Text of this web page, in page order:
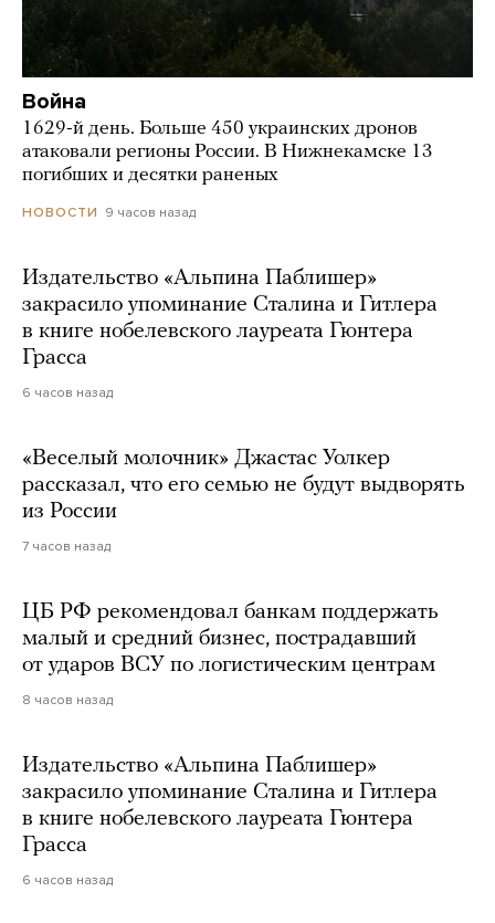
Война
1629-й день. Больше 450 украинских дронов
атаковали регионы России. В Нижнекамске 13
погибших и десятки раненых
НОВОСТИ 9 часов назад
Издательство «Альпина Паблишер»
закрасило упоминание Сталина и Гитлера
в книге нобелевского лауреата Гюнтера
Грасса
6 часов назад
«Веселый молочник» Джастас Уолкер
рассказал, что его семью не будут выдворять
из России
7 часов назад
ЦБ РФ рекомендовал банкам поддержать
малый и средний бизнес, пострадавший
от ударов ВСУ по логистическим центрам
8 часов назад
Издательство «Альпина Паблишер»
закрасило упоминание Сталина и Гитлера
в книге нобелевского лауреата Гюнтера
Грасса
6 часов назад